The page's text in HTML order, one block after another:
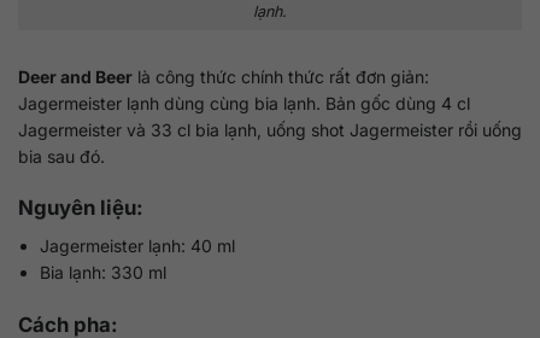
lạnh.
Deer and Beer là công thức chính thức rất đơn giản:
Jagermeister lạnh dùng cùng bia lạnh. Bản gốc dùng 4 cl
Jagermeister và 33 cl bia lạnh, uống shot Jagermeister rồi uống
bia sau đó.
Nguyên liệu:
Jagermeister lạnh: 40 ml
Bia lạnh: 330 ml
Cách pha: